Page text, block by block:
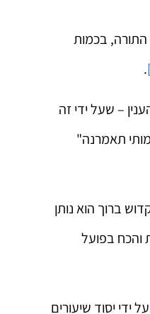
התורה, בכמות
.
– שעל ידי זה
תאמרנה"
ברוך הוא נותן
והכח בפועל
יסוד שיעורים